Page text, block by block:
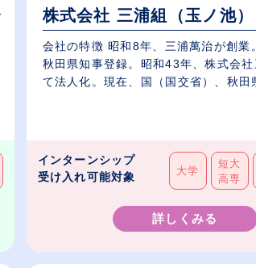
株式会社 三浦組（玉ノ池）
会社の特徴 昭和8年、三浦萬治が創業
秋田県知事登録。昭和43年、株式会社
て法人化。現在、国（国交省）、秋田
インターンシップ
受け入れ可能対象
大学
短大
高専
詳しくみる